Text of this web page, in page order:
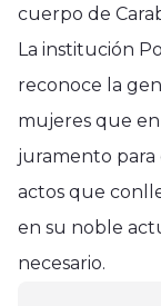
cuerpo de
La institución
reconoce la
mujeres que
juramento para
actos que
en su noble
necesario.
Región del
Región del